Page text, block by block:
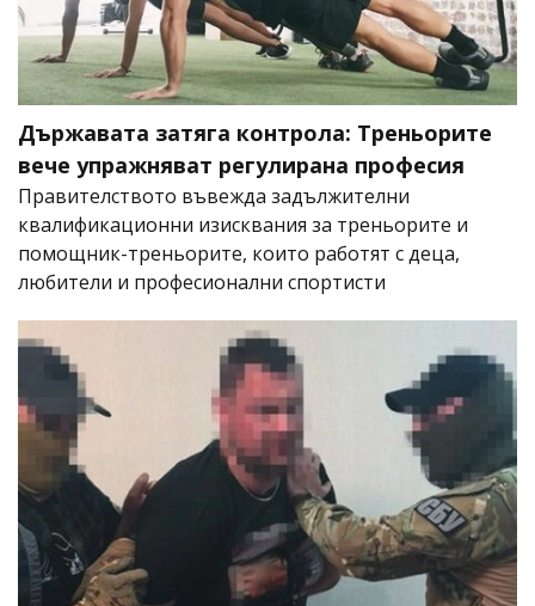
Държавата затяга контрола: Треньорите
вече упражняват регулирана професия
Правителството въвежда задължителни
квалификационни изисквания за треньорите и
помощник-треньорите, които работят с деца,
любители и професионални спортисти